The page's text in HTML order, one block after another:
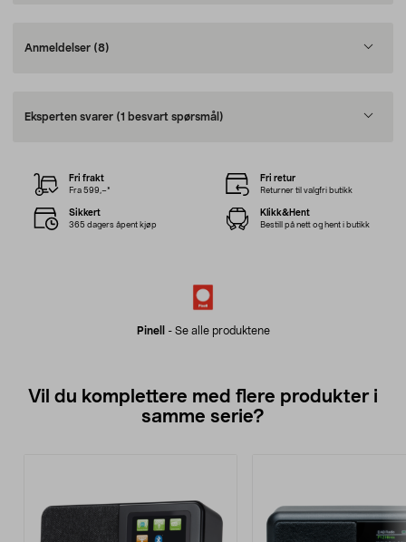
Anmeldelser (8)
Eksperten svarer (1 besvart spørsmål)
Pinell - Se alle produktene
Fri frakt
Fra 599,–*
Fri retur
Returner til valgfri butikk
Sikkert
365 dagers åpent kjøp
Klikk&Hent
Bestill på nett og hent i butikk
Vil du komplettere med flere produkter i
samme serie?